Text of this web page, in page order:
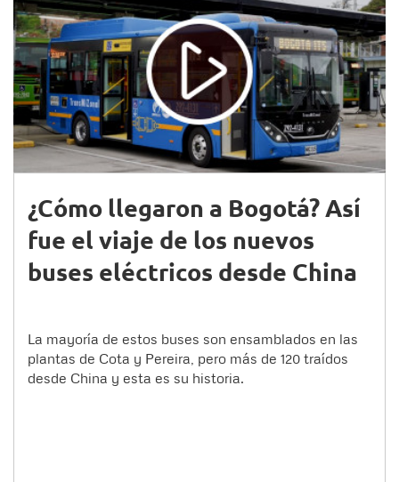
¿Cómo llegaron a Bogotá? Así
fue el viaje de los nuevos
buses eléctricos desde China
La mayoría de estos buses son ensamblados en las
plantas de Cota y Pereira, pero más de 120 traídos
desde China y esta es su historia.